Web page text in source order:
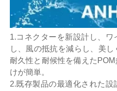
1.コネクターを新設計し、ワ
し、風の抵抗を減らし、美
耐久性と耐候性を備えた
けが簡単。
2.既存製品の最適化された